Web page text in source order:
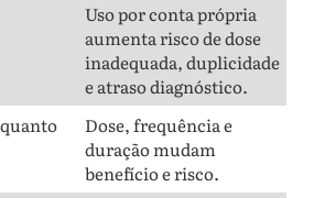
Uso por conta própria
aumenta risco de dose
inadequada, duplicidade
e atraso diagnóstico.
Dose, frequência e
duração mudam
benefício e risco.